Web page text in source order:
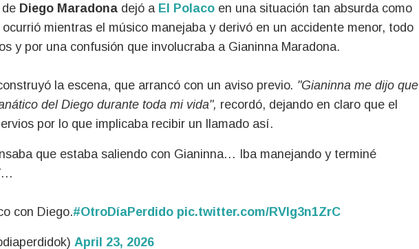
de Diego Maradona dejó a El Polaco en una situación tan absurda como
mientras el músico manejaba y derivó en un accidente menor, todo
y por una confusión que involucraba a Gianinna Maradona.
la escena, que arrancó con un aviso previo. "Gianinna me dijo que
del Diego durante toda mi vida", recordó, dejando en claro que el
por lo que implicaba recibir un llamado así.
que estaba saliendo con Gianinna… Iba manejando y terminé
con Diego.#OtroDíaPerdido pic.twitter.com/RVIg3n1ZrC
April 23, 2026